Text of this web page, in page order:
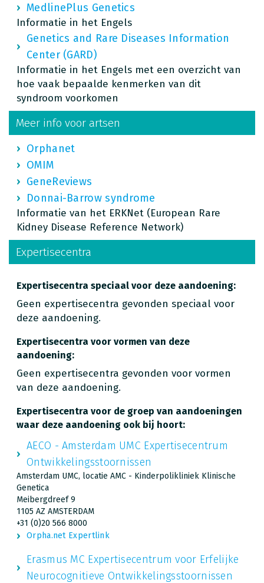
MedlinePlus Genetics
Informatie in het Engels
Genetics and Rare Diseases Information
Center (GARD)
Informatie in het Engels met een overzicht van
hoe vaak bepaalde kenmerken van dit
syndroom voorkomen
Meer info voor artsen
Orphanet
OMIM
GeneReviews
Donnai-Barrow syndrome
Informatie van het ERKNet (European Rare
Kidney Disease Reference Network)
Expertisecentra
Expertisecentra speciaal voor deze aandoening:
Geen expertisecentra gevonden speciaal voor
deze aandoening.
Expertisecentra voor vormen van deze
aandoening:
Geen expertisecentra gevonden voor vormen
van deze aandoening.
Expertisecentra voor de groep van aandoeningen
waar deze aandoening ook bij hoort:
AECO - Amsterdam UMC Expertisecentrum
Ontwikkelingsstoornissen
Amsterdam UMC, locatie AMC - Kinderpolikliniek Klinische
Genetica
Meibergdreef 9
1105 AZ AMSTERDAM
+31 (0)20 566 8000
Orpha.net Expertlink
Erasmus MC Expertisecentrum voor Erfelijke
Neurocognitieve Ontwikkelingsstoornissen